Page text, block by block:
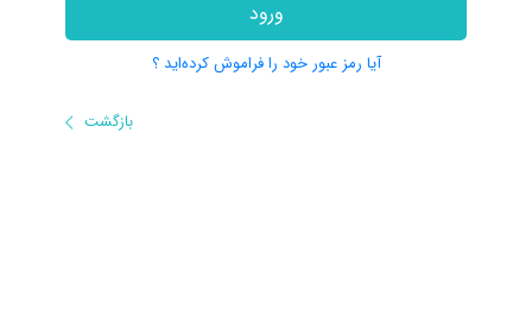
ورود
آیا رمز عبور خود را فراموش کرده‌اید ؟
بازگشت